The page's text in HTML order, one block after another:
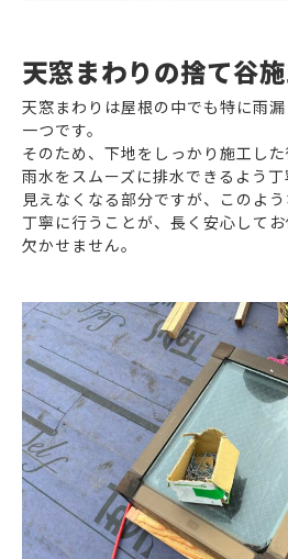
天窓まわりの捨て谷
天窓まわりは屋根の中でも特に雨
一つです。
そのため、下地をしっかり施工した
雨水をスムーズに排水できるよう丁
見えなくなる部分ですが、このよ
丁寧に行うことが、長く安心して
欠かせません。